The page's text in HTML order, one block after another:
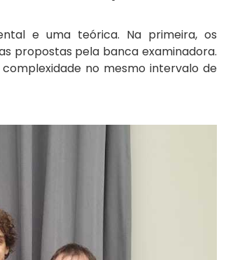
e uma teórica. Na primeira, os
propostas pela banca examinadora.
no mesmo intervalo de